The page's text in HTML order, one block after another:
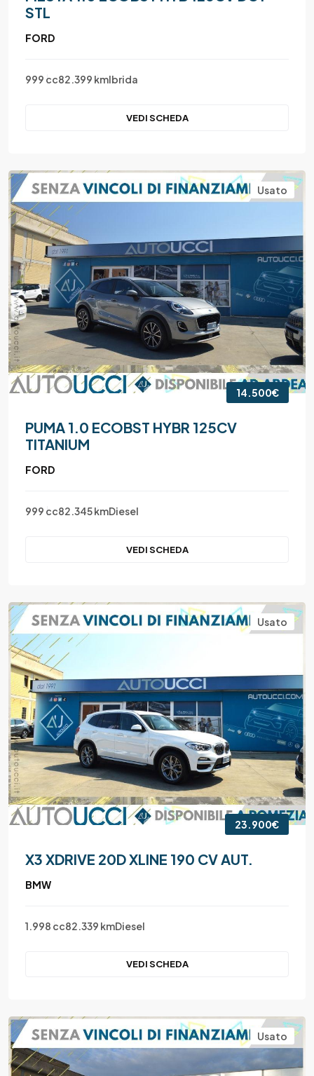
STL
FORD
999 cc82.399 kmIbrida
VEDI SCHEDA
Usato
14.500€
PUMA 1.0 ECOBST HYBR 125CV
TITANIUM
FORD
999 cc82.345 kmDiesel
VEDI SCHEDA
Usato
23.900€
X3 XDRIVE 20D XLINE 190 CV AUT.
BMW
1.998 cc82.339 kmDiesel
VEDI SCHEDA
Usato